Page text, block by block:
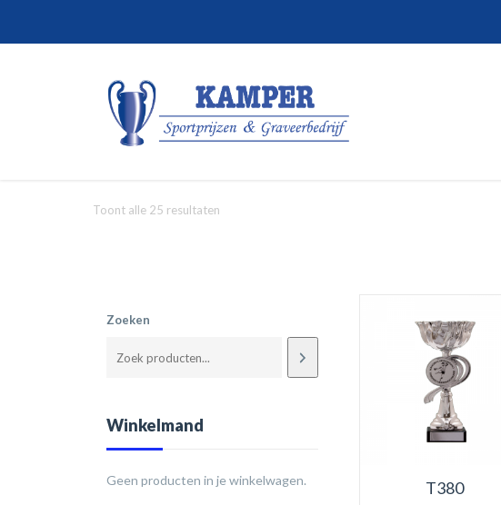
Toont alle 25 resultaten
Zoeken
Winkelmand
Geen producten in je winkelwagen. T380